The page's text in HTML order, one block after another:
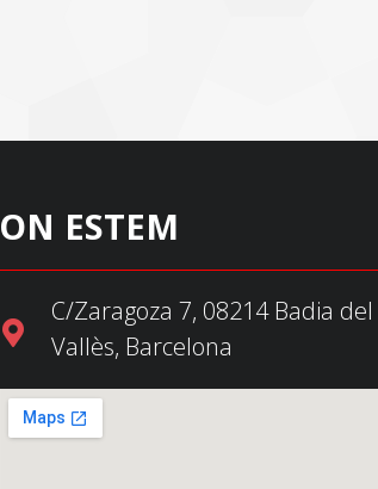
ON ESTEM
C/Zaragoza 7, 08214 Badia del
Vallès, Barcelona